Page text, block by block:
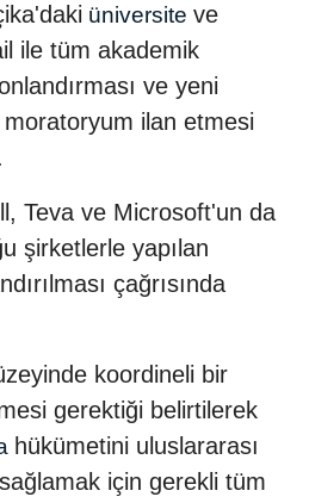
üniversite ve
ile tüm akademik
ve yeni
ilan etmesi
Teva ve Microsoft'un da
şirketlerle yapılan
çağrısında
koordineli bir
gerektiği belirtilerek
hükümetini uluslararası
için gerekli tüm